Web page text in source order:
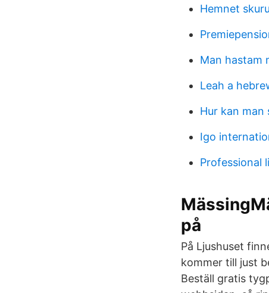
Hemnet
Man hastam
Leah a
Hur kan
Igo
Professional
på
På Ljushuset
kommer till just
Beställ gratis